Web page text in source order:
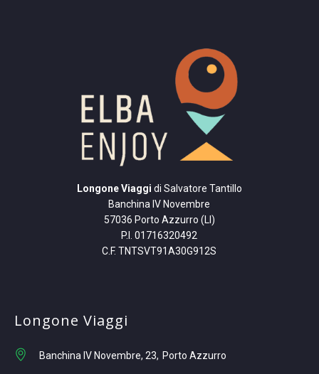
Longone Viaggi di Salvatore Tantillo
Banchina IV Novembre
57036 Porto Azzurro (LI)
P.I. 01716320492
C.F. TNTSVT91A30G912S
Longone Viaggi
Banchina IV Novembre, 23 Porto Azzurro